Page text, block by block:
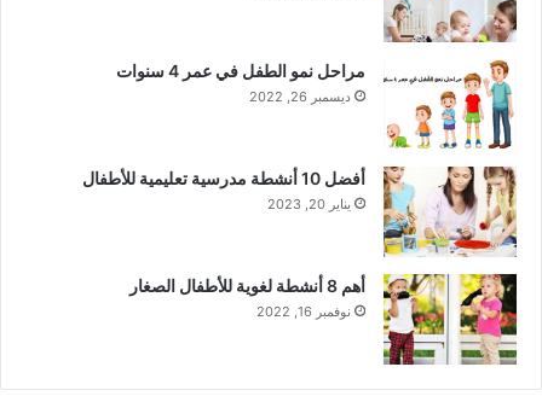
مراحل نمو الطفل في عمر 4 سنوات
ديسمبر 26, 2022
أفضل 10 أنشطة مدرسية تعليمية للأطفال
يناير 20, 2023
أهم 8 أنشطة لغوية للأطفال الصغار
نوفمبر 16, 2022